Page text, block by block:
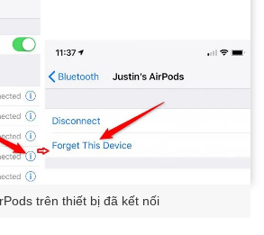
trên thiết bị đã kết nối